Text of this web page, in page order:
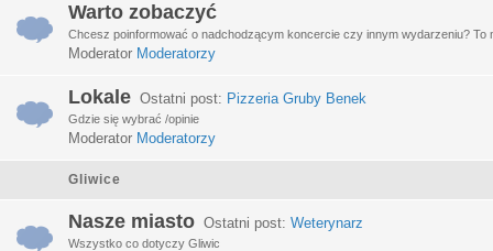
Warto zobaczyć
Chcesz poinformować o nadchodzącym koncercie czy innym wydarzeniu? To
Moderator Moderatorzy
Lokale Ostatni post: Pizzeria Gruby Benek
Gdzie się wybrać /opinie
Moderator Moderatorzy
Gliwice
Nasze miasto Ostatni post: Weterynarz
Wszystko co dotyczy Gliwic